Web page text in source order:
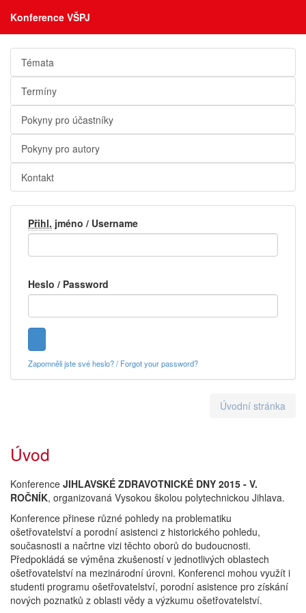
Konference VŠPJ
Témata
Termíny
Pokyny pro účastníky
Pokyny pro autory
Kontakt
Přihl. jméno / Username
Heslo / Password
Zapomněli jste své heslo? / Forgot your password?
Úvodní stránka
Úvod
Konference JIHLAVSKÉ ZDRAVOTNICKÉ DNY 2015 - V.
ROČNÍK, organizovaná Vysokou školou polytechnickou Jihlava.
Konference přinese různé pohledy na problematiku
ošetřovatelství a porodní asistenci z historického pohledu,
současnosti a načrtne vizi těchto oborů do budoucnosti.
Předpokládá se výměna zkušeností v jednotlivých oblastech
ošetřovatelství na mezinárodní úrovni. Konferenci mohou využít i
studenti programu ošetřovatelství, porodní asistence pro získání
nových poznatků z oblasti vědy a výzkumu ošetřovatelství.